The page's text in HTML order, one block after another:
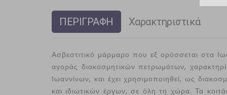
ΠΕΡΙΓΡΑΦΗ Χαρακτηριστικά
Ασβεστιτικό μάρμαρο που εξ ορύσσεται στα
αγοράς διακοσμητικών πετρωμάτων,
Ιωαννίνων, και έχει χρησιμοποιηθεί, ως
και ιδιωτικών έργων, σε όλη τη χώρα. Τα